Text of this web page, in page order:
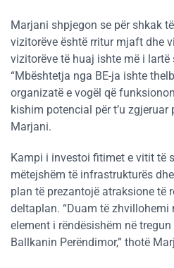
Marjani shpjegon se për shkak
vizitorëve është rritur mjaft dhe
vizitorëve të huaj ishte më i
“Mbështetja nga BE-ja ishte
organizatë e vogël që
kishim potencial për t’u zgjeruar
Marjani.
Kampi i investoi fitimet e vitit të
mëtejshëm të infrastrukturës
plan të prezantojë atraksione të
deltaplan. “Duam të zhvillohemi
element i rëndësishëm në
Ballkanin Perëndimor,” thotë